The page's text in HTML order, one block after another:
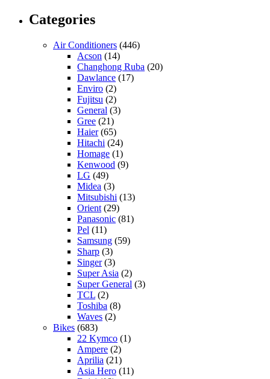
Categories
Air Conditioners (446)
Acson (14)
Changhong Ruba (20)
Dawlance (17)
Enviro (2)
Fujitsu (2)
General (3)
Gree (21)
Haier(65)
Hitachi (24)
Homage (1)
Kenwood (9)
LG (49)
Midea (3)
Mitsubishi (13)
Orient (29)
Panasonic (81)
Pel (11)
Samsung (59)
Sharp (3)
Singer(3)
Super Asia (2)
Super General (3)
TCL (2)
Toshiba (8)
Waves (2)
Bikes (683)
22 Kymco (1)
Ampere (2)
Aprilia (21)
Asia Hero (11)